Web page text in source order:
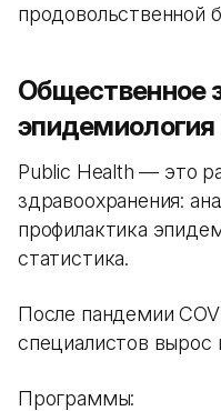
продовольственной
Общественное
эпидемиология
Public Health — это
здравоохранения:
профилактика
статистика.
После пандемии
специалистов
Программы: